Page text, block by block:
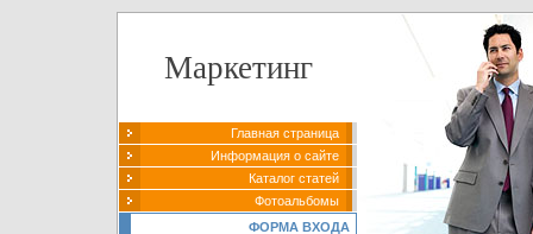
Маркетинг
Главная страница
Информация о сайте
Каталог статей
Фотоальбомы
ФОРМА ВХОДА